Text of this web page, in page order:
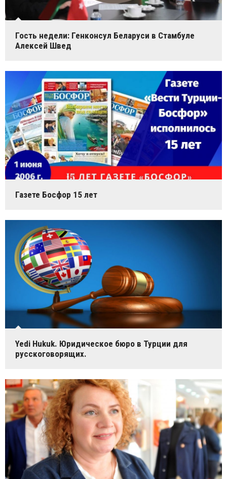
Гость недели: Генконсул Беларуси в Стамбуле
Алексей Швед
Газете Босфор 15 лет
Yedi Hukuk. Юридическое бюро в Турции для
русскоговорящих.